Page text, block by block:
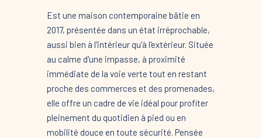
Est une maison contemporaine bâtie en
2017, présentée dans un état irréprochable,
aussi bien à l'intérieur qu'à l'extérieur. Située
au calme d'une impasse, à proximité
immédiate de la voie verte tout en restant
proche des commerces et des promenades,
elle offre un cadre de vie idéal pour profiter
pleinement du quotidien à pied ou en
mobilité douce en toute sécurité. Pensée